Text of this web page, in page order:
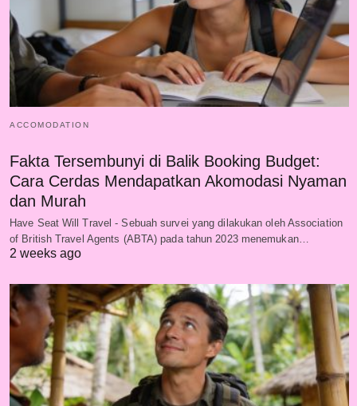
ACCOMODATION
Fakta Tersembunyi di Balik Booking Budget:
Cara Cerdas Mendapatkan Akomodasi Nyaman
dan Murah
Have Seat Will Travel - Sebuah survei yang dilakukan oleh Association
of British Travel Agents (ABTA) pada tahun 2023 menemukan…
2 weeks ago